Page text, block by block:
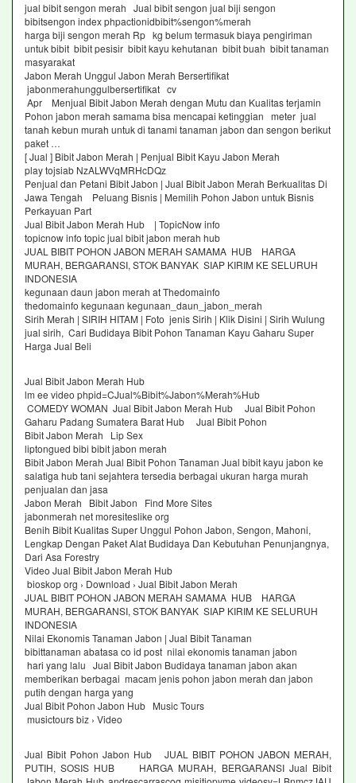
jual bibit sengon merah Jual bibit sengon jual biji sengon
bibitsengon index phpactionidbibit%sengon%merah
harga biji sengon merah Rp kg belum termasuk biaya pengiriman
untuk bibit bibit pesisir bibit kayu kehutanan bibit buah bibit tanaman
masyarakat
Jabon Merah Unggul Jabon Merah Bersertifikat
jabonmerahunggulbersertifikat cv
Apr Menjual Bibit Jabon Merah dengan Mutu dan Kualitas terjamin
Pohon jabon merah samama bisa mencapai ketinggian meter jual
tanah kebun murah untuk di tanami tanaman jabon dan sengon berikut
paket …
[ Jual ] Bibit Jabon Merah | Penjual Bibit Kayu Jabon Merah
play tojsiab NzALWVqMRHcDQz
Penjual dan Petani Bibit Jabon | Jual Bibit Jabon Merah Berkualitas Di
Jawa Tengah Peluang Bisnis | Memilih Pohon Jabon untuk Bisnis
Perkayuan Part
Jual Bibit Jabon Merah Hub | TopicNow info
topicnow info topic jual bibit jabon merah hub
JUAL BIBIT POHON JABON MERAH SAMAMA HUB HARGA
MURAH, BERGARANSI, STOK BANYAK SIAP KIRIM KE SELURUH
INDONESIA
kegunaan daun jabon merah at Thedomainfo
thedomainfo kegunaan kegunaan_daun_jabon_merah
Sirih Merah | SIRIH HITAM | Foto jenis Sirih | Klik Disini | Sirih Wulung
jual sirih, Cari Budidaya Bibit Pohon Tanaman Kayu Gaharu Super
Harga Jual Beli
Jual Bibit Jabon Merah Hub
lm ee video phpid=CJual%Bibit%Jabon%Merah%Hub
COMEDY WOMAN Jual Bibit Jabon Merah Hub Jual Bibit Pohon
Gaharu Padang Sumatera Barat Hub Jual Bibit Pohon
Bibit Jabon Merah Lip Sex
liptongued bibi bibit jabon merah
Bibit Jabon Merah Jual Bibit Pohon Tanaman Jual bibit kayu jabon ke
salatiga hub tani sejahtera tersedia berbagai ukuran harga murah
penjualan dan jasa
Jabon Merah Bibit Jabon Find More Sites
jabonmerah net moresiteslike org
Benih Bibit Kualitas Super Unggul Pohon Jabon, Sengon, Mahoni,
Lengkap Dengan Paket Alat Budidaya Dan Kebutuhan Penunjangnya,
Dari Asa Forestry
Video Jual Bibit Jabon Merah Hub
bioskop org › Download › Jual Bibit Jabon Merah
JUAL BIBIT POHON JABON MERAH SAMAMA HUB HARGA
MURAH, BERGARANSI, STOK BANYAK SIAP KIRIM KE SELURUH
INDONESIA
Nilai Ekonomis Tanaman Jabon | Jual Bibit Tanaman
bibittanaman abatasa co id post nilai ekonomis tanaman jabon
hari yang lalu Jual Bibit Jabon Budidaya tanaman jabon akan
memberikan berbagai macam jenis pohon jabon merah dan jabon
putih dengan harga yang
Jual Bibit Pohon Jabon Hub Music Tours
musictours biz › Video
Jual Bibit Pohon Jabon Hub JUAL BIBIT POHON JABON MERAH,
PUTIH, SOSIS HUB HARGA MURAH, BERGARANSI Jual Bibit